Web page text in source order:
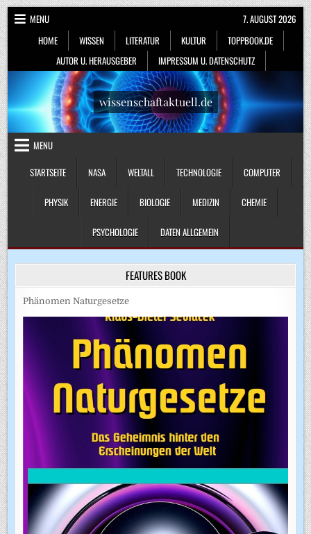
Skip
to
content
MENU
HOME
WISSEN LITERATUR KULTUR
TOPPBOOK.DE
AUTOR U. HERAUSGEBER
IMPRESSUM U. DATENSCHUTZ
7. AUGUST 2026
wissenschaftaktuell.de
MENU
STARTSEITE
NASA WELTALL TECHNOLOGIE COMPUTER
PHYSIK ENERGIE BIOLOGIE MEDIZIN CHEMIE
PSYCHOLOGIE DATEN ALLGEMEIN
FEATURES BOOK
Phänomen Naturgesetze